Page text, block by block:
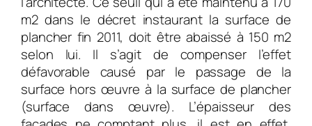
m2 dans le décret instaurant la surface de
plancher fin 2011, doit être abaissé à 150 m2
selon lui. Il s’agit de compenser l’effet
défavorable causé par le passage de la
surface hors œuvre à la surface de plancher
(surface dans œuvre). L’épaisseur des